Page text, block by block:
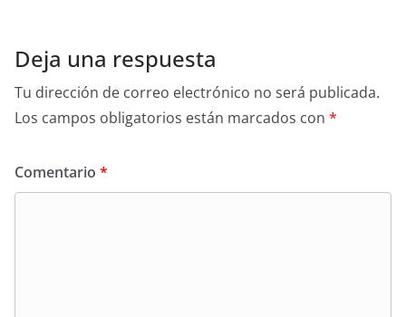
Deja una respuesta
Tu dirección de correo electrónico no será publicada.
Los campos obligatorios están marcados con *
Comentario *